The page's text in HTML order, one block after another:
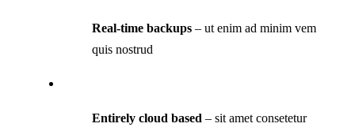
Real-time backups – ut enim ad minim vem
quis nostrud
Entirely cloud based – sit amet consetetur